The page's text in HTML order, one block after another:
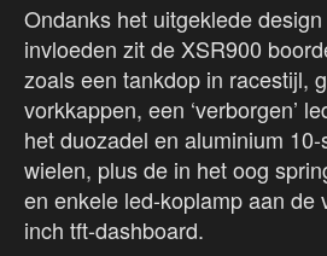
Ondanks het uitgeklede
invloeden zit de XSR900
zoals een tankdop in racestijl,
vorkkappen, een ‘verborgen’
het duozadel en aluminium
wielen, plus de in het oog
en enkele led-koplamp aan de
inch tft-dashboard.